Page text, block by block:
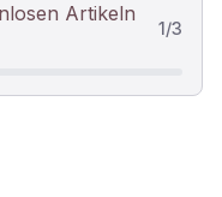
Artikeln
1/3